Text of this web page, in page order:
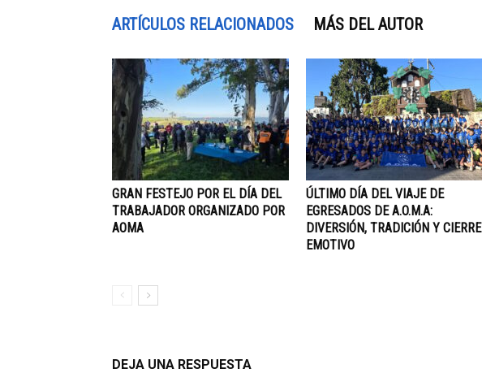
ARTÍCULOS RELACIONADOS MÁS DEL AUTOR
GRAN FESTEJO POR EL DÍA DEL
TRABAJADOR ORGANIZADO POR
AOMA
ÚLTIMO DÍA DEL VIAJE DE
EGRESADOS DE A.O.M.A:
DIVERSIÓN, TRADICIÓN Y CIERRE
EMOTIVO
DEJA UNA RESPUESTA